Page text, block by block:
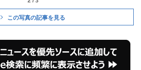
この写真の記事を見る